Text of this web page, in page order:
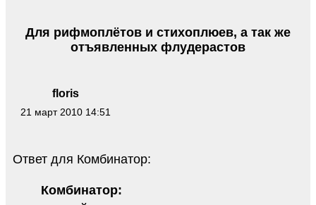
floris
21 март 2010 14:51
Для рифмоплётов и стихоплюев, а так же
отъявленных флудерастов
Ответ для Комбинатор:
Комбинатор: